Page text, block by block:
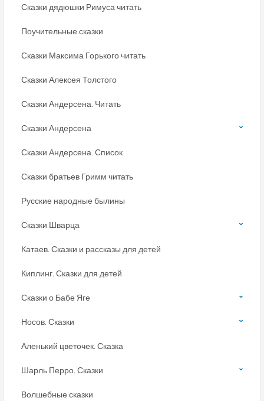
Сказки дядюшки Римуса читать
Поучительные сказки
Сказки Максима Горького читать
Сказки Алексея Толстого
Сказки Андерсена. Читать
Сказки Андерсена
Сказки Андерсена. Список
Сказки братьев Гримм читать
Русские народные былины
Сказки Шварца
Катаев. Сказки и рассказы для детей
Киплинг. Сказки для детей
Сказки о Бабе Яге
Носов. Сказки
Аленький цветочек. Сказка
Шарль Перро. Сказки
Волшебные сказки